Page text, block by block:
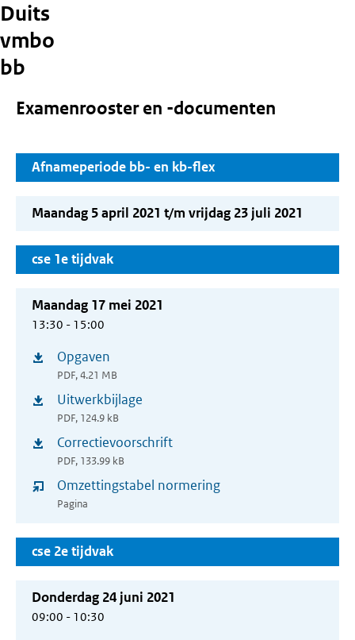
Duits
vmbo
bb
Examenrooster en -documenten
Afnameperiode bb- en kb-flex
Maandag 5 april 2021 t/m vrijdag 23 juli 2021
cse 1e tijdvak
Maandag 17 mei 2021
13:30 - 15:00
Opgaven
PDF, 4.21 MB
(opent
nieuw
venster)
Uitwerkbijlage
PDF, 124.9 kB
(opent
nieuw
venster)
Correctievoorschrift
PDF, 133.99 kB
(opent
nieuw
venster)
Omzettingstabel normering
Pagina
cse 2e tijdvak
Donderdag 24 juni 2021
09:00 - 10:30